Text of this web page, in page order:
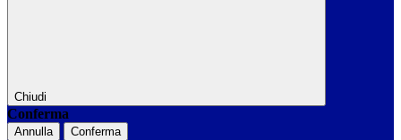
Chiudi
Conferma
Annulla Conferma